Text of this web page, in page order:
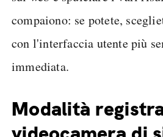
compaiono: se potete,
con l'interfaccia utente più
immediata.
Modalità